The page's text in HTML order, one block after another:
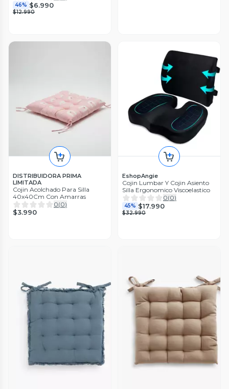
46% $6.990
$12.990
DISTRIBUIDORA PRIMA
LIMITADA
Cojin Acolchado Para Silla
40x40Cm Con Amarras
0(0)
$3.990
EshopAngie
Cojin Lumbar Y Cojin Asiento
Silla Ergonomico Viscoelastico
0(0)
45% $17.990
$32.990